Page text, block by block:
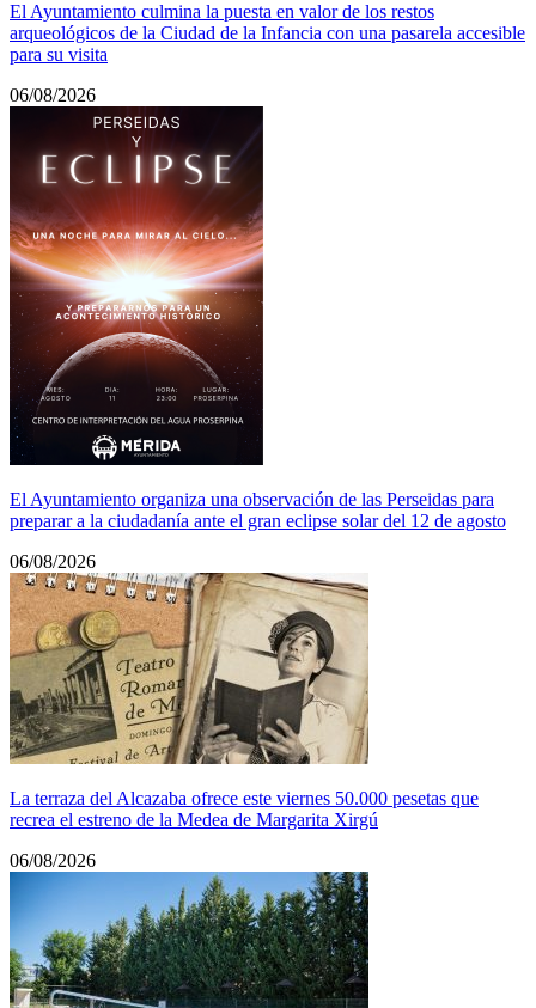
El Ayuntamiento culmina la puesta en valor de los restos
arqueológicos de la Ciudad de la Infancia con una pasarela accesible
para su visita
06/08/2026
El Ayuntamiento organiza una observación de las Perseidas para
preparar a la ciudadanía ante el gran eclipse solar del 12 de agosto
06/08/2026
La terraza del Alcazaba ofrece este viernes 50.000 pesetas que
recrea el estreno de la Medea de Margarita Xirgú
06/08/2026